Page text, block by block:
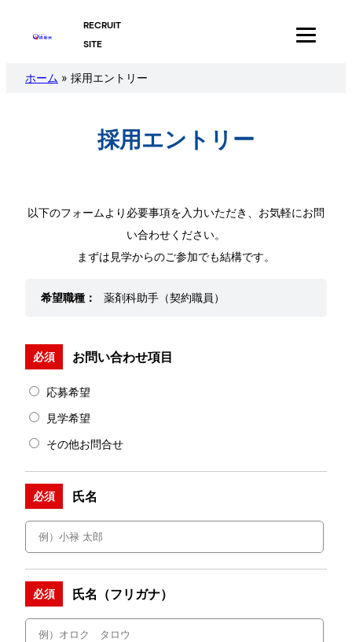
RECRUIT
SITE
ホーム » 採用エントリー
採用エントリー
以下のフォームより必要事項を入力いただき、お気軽にお問
い合わせください。
まずは見学からのご参加でも結構です。
希望職種： 薬剤科助手（契約職員）
必須 お問い合わせ項目
応募希望
見学希望
その他お問合せ
必須 氏名
必須 氏名（フリガナ）